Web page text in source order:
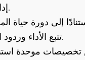
إدارة الطلبات ومخططات المقاسات.
تتبع الأداء وردود الفعل على جودة القماش وملاءمته.